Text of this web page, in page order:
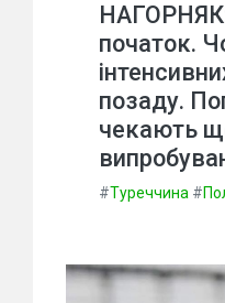
початок.
позаду.
чекають
#Туреччина #